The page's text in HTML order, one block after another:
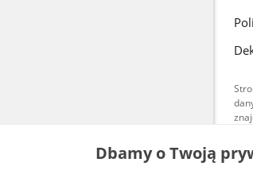
Dbamy o Twoją